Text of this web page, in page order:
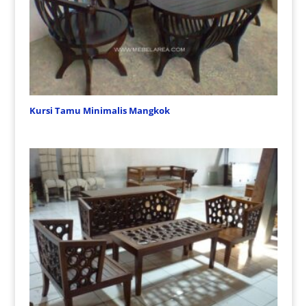
Kursi Tamu Minimalis Mangkok